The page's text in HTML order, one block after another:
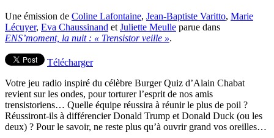
Une émission de Coline Lafontaine, Jean-Baptiste Varitto, Marie
Lécuyer, Eva Chaussinand et Juliette Meulle parue dans
ENS’moment, la nuit : « Trensistor veille ».
Télécharger
Votre jeu radio inspiré du célèbre Burger Quiz d’Alain Chabat
revient sur les ondes, pour torturer l’esprit de nos amis
trensistoriens… Quelle équipe réussira à réunir le plus de poil ?
Réussiront-ils à différencier Donald Trump et Donald Duck (ou les
deux) ? Pour le savoir, ne reste plus qu’à ouvrir grand vos oreilles…